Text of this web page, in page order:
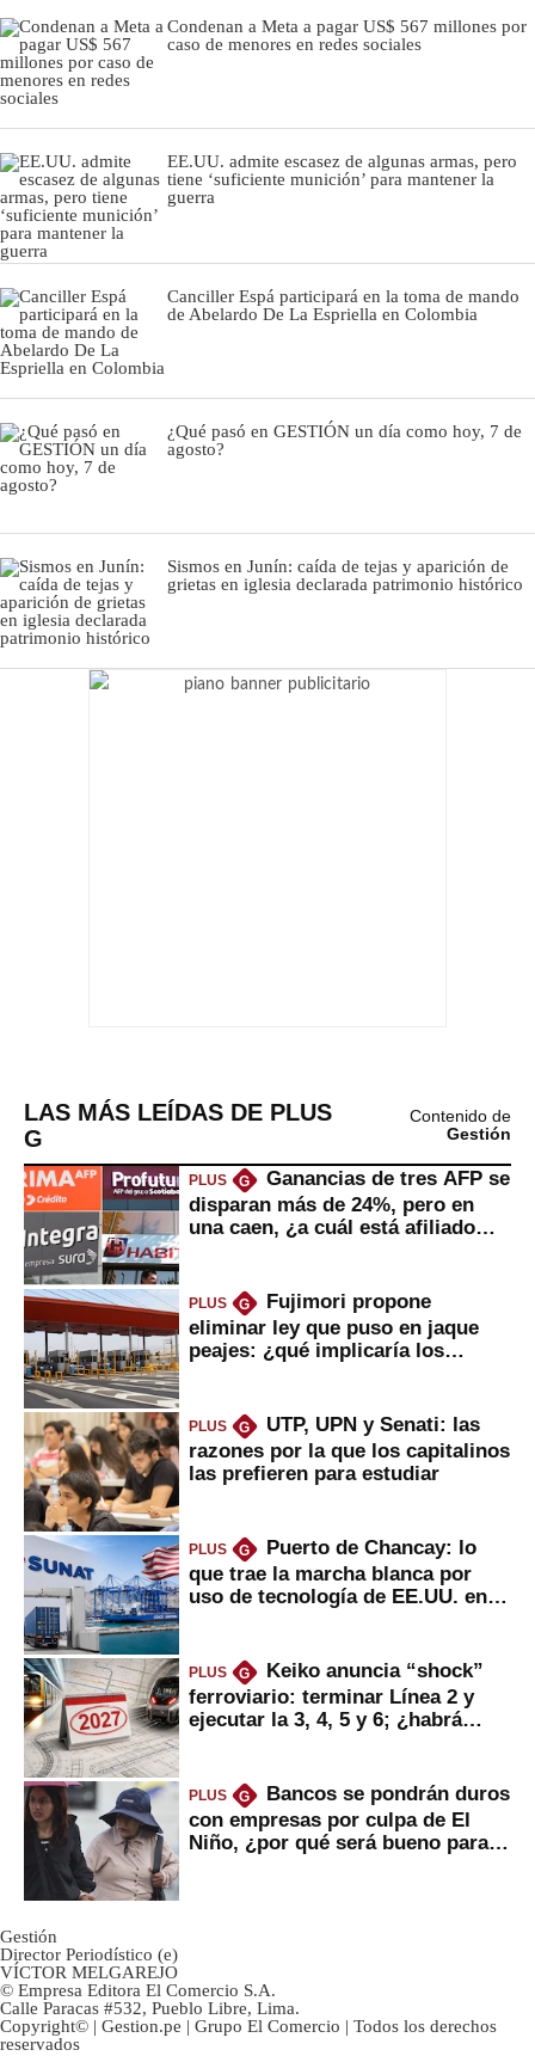
Condenan a Meta a pagar US$ 567 millones por
caso de menores en redes sociales
EE.UU. admite escasez de algunas armas, pero
tiene ‘suficiente munición’ para mantener la
guerra
Canciller Espá participará en la toma de mando
de Abelardo De La Espriella en Colombia
¿Qué pasó en GESTIÓN un día como hoy, 7 de
agosto?
Sismos en Junín: caída de tejas y aparición de
grietas en iglesia declarada patrimonio histórico
LAS MÁS LEÍDAS DE PLUS
G
Contenido de
Gestión
PLUS G
Ganancias de tres AFP se
disparan más de 24%, pero en
una caen, ¿a cuál está afiliado
PLUS G
Fujimori propone
eliminar ley que puso en jaque
peajes: ¿qué implicaría los
PLUS G
UTP, UPN y Senati: las
razones por la que los capitalinos
las prefieren para estudiar
PLUS G
Puerto de Chancay: lo
que trae la marcha blanca por
uso de tecnología de EE.UU. en
PLUS G
Keiko anuncia “shock”
ferroviario: terminar Línea 2 y
ejecutar la 3, 4, 5 y 6; ¿habrá
PLUS G
Bancos se pondrán duros
con empresas por culpa de El
Niño, ¿por qué será bueno para
Gestión
Director Periodístico (e)
VÍCTOR MELGAREJO
© Empresa Editora El Comercio S.A.
Calle Paracas #532, Pueblo Libre, Lima.
Copyright© | Gestion.pe | Grupo El Comercio | Todos los derechos
reservados